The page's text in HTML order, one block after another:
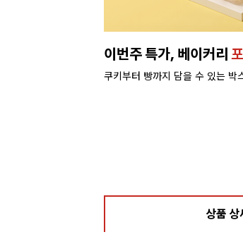
이번주 특가, 베이커리
쿠키부터 빵까지 담을 수 있는 박
상품 상